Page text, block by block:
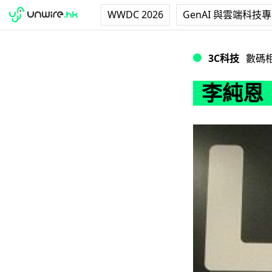
WWDC 2026 GenAI 與雲端科技
3C科技 數碼
李純恩